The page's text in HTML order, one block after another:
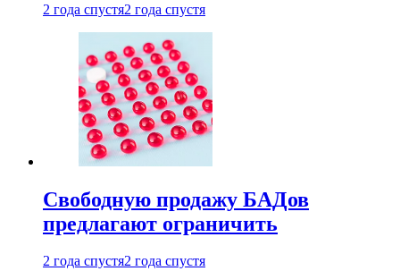
2 года спустя2 года спустя
Свободную продажу БАДов
предлагают ограничить
2 года спустя2 года спустя